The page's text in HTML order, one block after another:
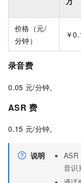
价格（元/
分钟）
￥
录音费
0.05 元/分钟。
ASR 费
0.15 元/分钟。
说明
音识